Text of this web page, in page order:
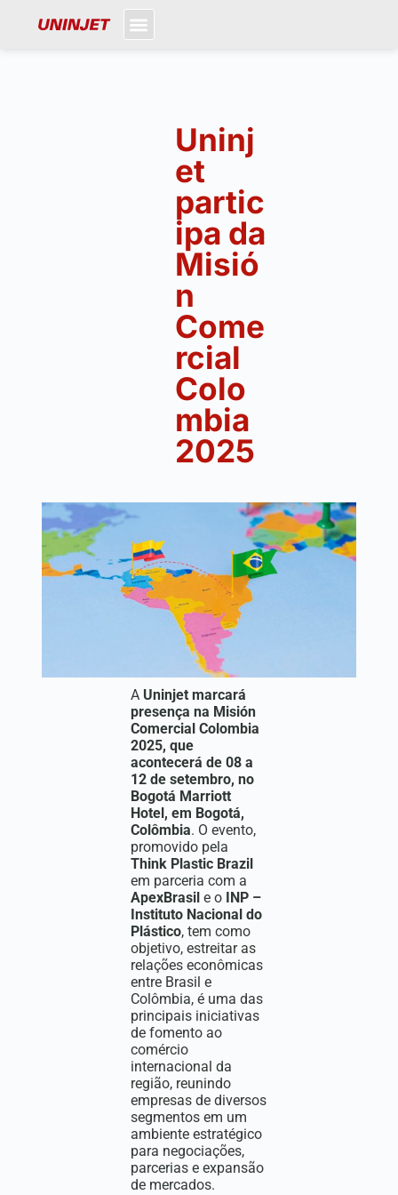
Uninj
et
partic
ipa da
Misió
n
Come
rcial
Colo
mbia
2025
A Uninjet marcará
presença na Misión
Comercial Colombia
2025, que
acontecerá de 08 a
12 de setembro, no
Bogotá Marriott
Hotel, em Bogotá,
Colômbia. O evento,
promovido pela
Think Plastic Brazil
em parceria com a
ApexBrasile o INP –
Instituto Nacional do
Plástico, tem como
objetivo, estreitar as
relações econômicas
entre Brasil e
Colômbia, é uma das
principais iniciativas
de fomento ao
comércio
internacional da
região, reunindo
empresas de diversos
segmentos em um
ambiente estratégico
para negociações,
parcerias e expansão
de mercados.